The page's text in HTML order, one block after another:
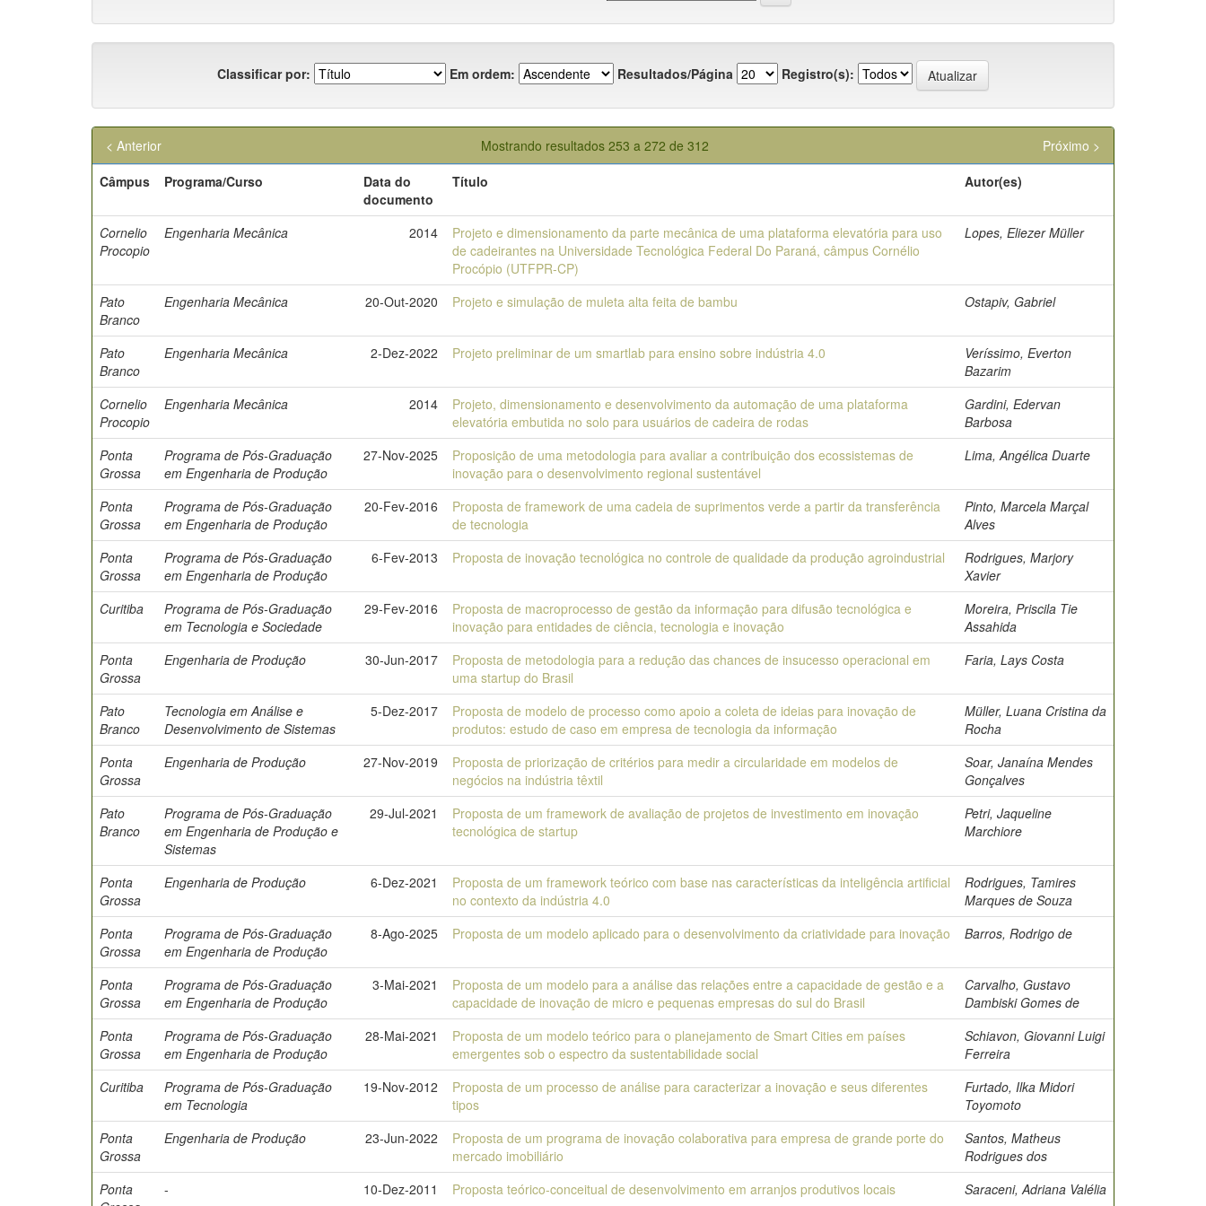
Classificar por: Em ordem: Resultados/Página Registro(s):
Mostrando resultados 253 a 272 de 312
< Anterior
Próximo >
Câmpus
Programa/Curso
Data do
documento
Título Autor(es)
Cornelio
Procopio
Engenharia Mecânica 2014
Projeto e dimensionamento da parte mecânica de uma plataforma elevatória para uso
de cadeirantes na Universidade Tecnológica Federal Do Paraná, câmpus Cornélio
Procópio (UTFPR-CP)
Lopes, Eliezer Müller
Pato
Branco
Engenharia Mecânica 20-Out-2020 Projeto e simulação de muleta alta feita de bambu Ostapiv, Gabriel
Pato
Branco
Engenharia Mecânica 2-Dez-2022 Projeto preliminar de um smartlab para ensino sobre indústria 4.0
Veríssimo, Everton
Bazarim
Cornelio
Procopio
Engenharia Mecânica 2014
Projeto, dimensionamento e desenvolvimento da automação de uma plataforma
elevatória embutida no solo para usuários de cadeira de rodas
Gardini, Edervan
Barbosa
Ponta
Grossa
Programa de Pós-Graduação
em Engenharia de Produção
27-Nov-2025
Proposição de uma metodologia para avaliar a contribuição dos ecossistemas de
inovação para o desenvolvimento regional sustentável
Lima, Angélica Duarte
Ponta
Grossa
Programa de Pós-Graduação
em Engenharia de Produção
20-Fev-2016
Proposta de framework de uma cadeia de suprimentos verde a partir da transferência
de tecnologia
Pinto, Marcela Marçal
Alves
Ponta
Grossa
Programa de Pós-Graduação
em Engenharia de Produção
6-Fev-2013 Proposta de inovação tecnológica no controle de qualidade da produção agroindustrial
Rodrigues, Marjory
Xavier
Curitiba
Programa de Pós-Graduação
em Tecnologia e Sociedade
29-Fev-2016
Proposta de macroprocesso de gestão da informação para difusão tecnológica e
inovação para entidades de ciência, tecnologia e inovação
Moreira, Priscila Tie
Assahida
Ponta
Grossa
Engenharia de Produção 30-Jun-2017
Proposta de metodologia para a redução das chances de insucesso operacional em
uma startup do Brasil
Faria, Lays Costa
Pato
Branco
Tecnologia em Análise e
Desenvolvimento de Sistemas
5-Dez-2017
Proposta de modelo de processo como apoio a coleta de ideias para inovação de
produtos: estudo de caso em empresa de tecnologia da informação
Müller, Luana Cristina da
Rocha
Ponta
Grossa
Engenharia de Produção 27-Nov-2019
Proposta de priorização de critérios para medir a circularidade em modelos de
negócios na indústria têxtil
Soar, Janaína Mendes
Gonçalves
Pato
Branco
Programa de Pós-Graduação
em Engenharia de Produção e
Sistemas
29-Jul-2021
Proposta de um framework de avaliação de projetos de investimento em inovação
tecnológica de startup
Petri, Jaqueline
Marchiore
Ponta
Grossa
Engenharia de Produção 6-Dez-2021
Proposta de um framework teórico com base nas características da inteligência artificial
no contexto da indústria 4.0
Rodrigues, Tamires
Marques de Souza
Ponta
Grossa
Programa de Pós-Graduação
em Engenharia de Produção
8-Ago-2025 Proposta de um modelo aplicado para o desenvolvimento da criatividade para inovação Barros, Rodrigo de
Ponta
Grossa
Programa de Pós-Graduação
em Engenharia de Produção
3-Mai-2021
Proposta de um modelo para a análise das relações entre a capacidade de gestão e a
capacidade de inovação de micro e pequenas empresas do sul do Brasil
Carvalho, Gustavo
Dambiski Gomes de
Ponta
Grossa
Programa de Pós-Graduação
em Engenharia de Produção
28-Mai-2021
Proposta de um modelo teórico para o planejamento de Smart Cities em países
emergentes sob o espectro da sustentabilidade social
Schiavon, Giovanni Luigi
Ferreira
Curitiba
Programa de Pós-Graduação
em Tecnologia
19-Nov-2012
Proposta de um processo de análise para caracterizar a inovação e seus diferentes
tipos
Furtado, Ilka Midori
Toyomoto
Ponta
Grossa
Engenharia de Produção 23-Jun-2022
Proposta de um programa de inovação colaborativa para empresa de grande porte do
mercado imobiliário
Santos, Matheus
Rodrigues dos
Ponta
- 10-Dez-2011 Proposta teórico-conceitual de desenvolvimento em arranjos produtivos locais Saraceni, Adriana Valélia